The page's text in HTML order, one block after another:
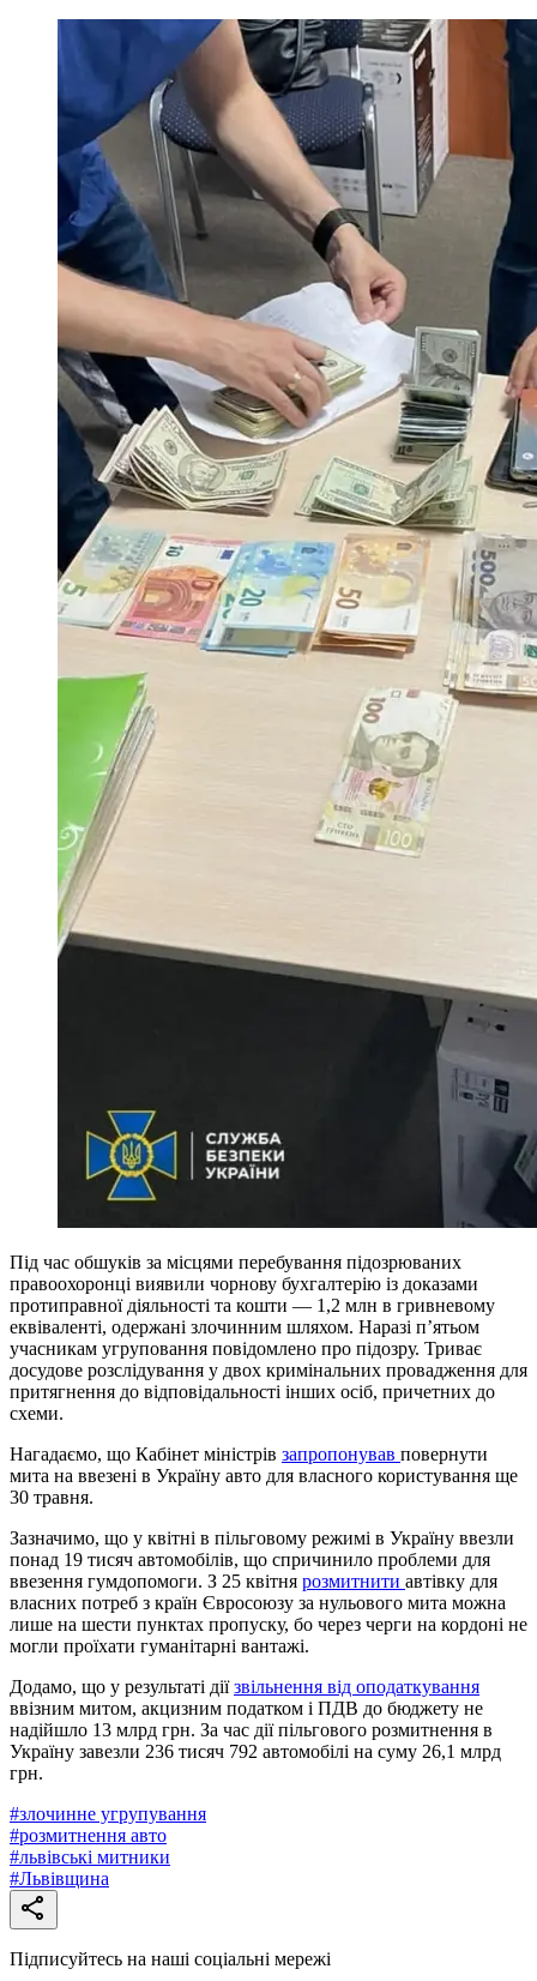
Під час обшуків за місцями перебування підозрюваних
правоохоронці виявили чорнову бухгалтерію із доказами
протиправної діяльності та кошти — 1,2 млн в гривневому
еквіваленті, одержані злочинним шляхом. Наразі п’ятьом
учасникам угруповання повідомлено про підозру. Триває
досудове розслідування у двох кримінальних провадження для
притягнення до відповідальності інших осіб, причетних до
схеми.
Нагадаємо, що Кабінет міністрів запропонував повернути
мита на ввезені в Україну авто для власного користування ще
30 травня.
Зазначимо, що у квітні в пільговому режимі в Україну ввезли
понад 19 тисяч автомобілів, що спричинило проблеми для
ввезення гумдопомоги. З 25 квітня розмитнити автівку для
власних потреб з країн Євросоюзу за нульового мита можна
лише на шести пунктах пропуску, бо через черги на кордоні не
могли проїхати гуманітарні вантажі.
Додамо, що у результаті діїзвільнення від оподаткування
ввізним митом, акцизним податком і ПДВ до бюджету не
надійшло 13 млрд грн. За час дії пільгового розмитнення в
Україну завезли 236 тисяч 792 автомобілі на суму 26,1 млрд
грн.
#злочинне угрупування
#розмитнення авто
#львівські митники
#Львівщина
Підписуйтесь на наші соціальні мережі